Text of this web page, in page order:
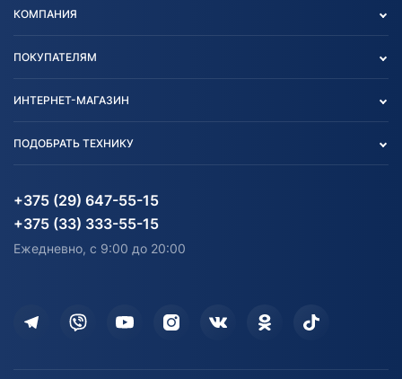
КОМПАНИЯ
Блог
Карта сайта
ПОКУПАТЕЛЯМ
Согласие на обработку
Информация до получения
согласия на обработку
Дополнительные услуги
Оставить отзыв
ИНТЕРНЕТ-МАГАЗИН
Агротехника
Водный транспорт
Электротранспорт
ПОДОБРАТЬ ТЕХНИКУ
Агротехника
Электротранспорт
+375 (29) 647-55-15
+375 (33) 333-55-15
Ежедневно, с 9:00 до 20:00